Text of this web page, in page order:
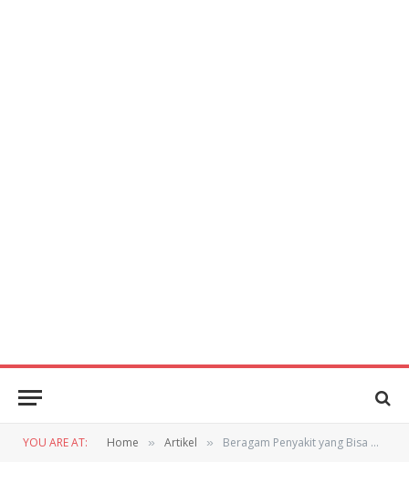
YOU ARE AT: Home » Artikel » Beragam Penyakit yang Bisa Menghampiri Anak di Kolam Renang, dan Cara Mencegahnya